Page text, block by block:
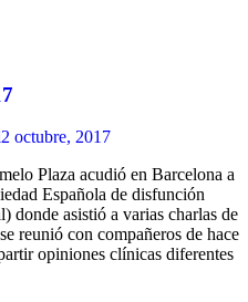
2 octubre, 2017
Plaza acudió en Barcelona a
Española de disfunción
donde asistió a varias charlas de
reunió con compañeros de hace
opiniones clínicas diferentes